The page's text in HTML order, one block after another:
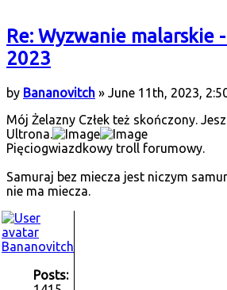
Re: Wyzwanie malarskie
2023
by Bananovitch » June 11th, 2023,
Mój Żelazny Człek też skończony.
Ultrona.
Pięciogwiazdkowy troll forumowy.
Samuraj bez miecza jest niczym
nie ma miecza.
Bananovitch
Posts: